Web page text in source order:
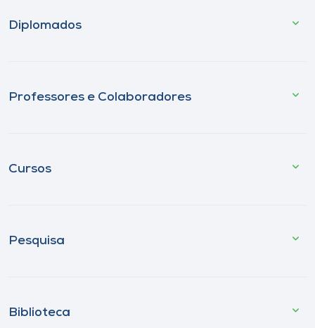
Diplomados
Professores e Colaboradores
Cursos
Pesquisa
Biblioteca